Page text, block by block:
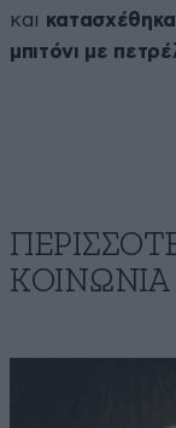
και
μπιτόνι με
ΚΟΙΝΩΝΙΑ